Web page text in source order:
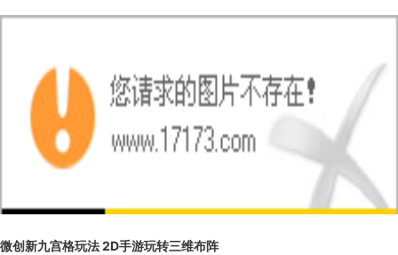
微创新九宫格玩法 2D手游玩转三维布阵